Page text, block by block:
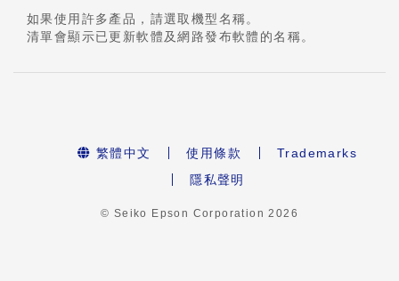
如果使用許多產品，請選取機型名稱。
清單會顯示已更新軟體及網路發布軟體的名稱。
繁體中文 使用條款
Trademarks
隱私聲明
© Seiko Epson Corporation2026